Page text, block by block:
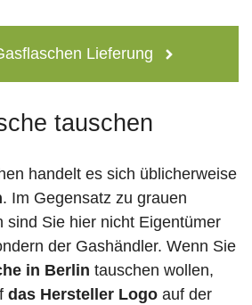
Lieferung
tauschen
handelt es sich üblicherweise
. Im Gegensatz zu grauen
sind Sie hier nicht Eigentümer
der Gashändler. Wenn Sie
in Berlin tauschen wollen,
das Hersteller Logo auf der